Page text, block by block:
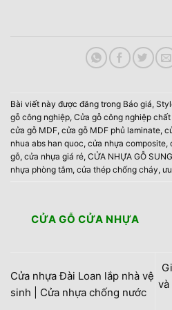
Bài viết này được đăng trong Báo giá,
gỗ công nghiệp, Cửa gỗ công nghiệp
cửa gỗ MDF, cửa gỗ MDF phủ laminate,
nhua abs han quoc, cửa nhựa composite,
gỗ, cửa nhựa giá rẻ, CỬA NHỰA GỖ
nhựa phòng tắm, cửa thép chống cháy,
CỬA GỖ CỬA NHỰA
Cửa nhựa Đài Loan lắp nhà vệ
sinh | Cửa nhựa chống nước
và